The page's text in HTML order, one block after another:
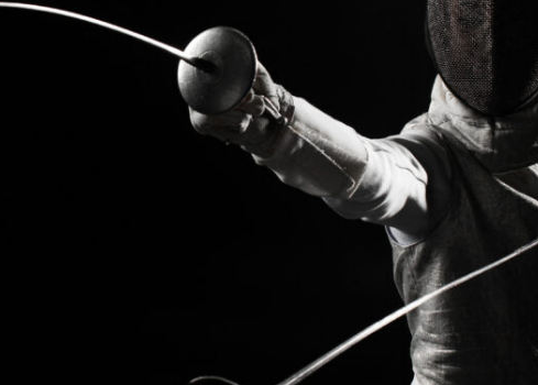
ENTRA DENTRO LA
TECNOLOGIA
RICERCA E SVILUPPO NELLO SPORT